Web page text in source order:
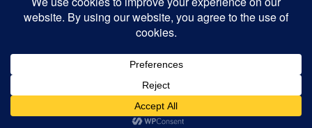
RNAVT 12577 | RNAAT 369/2025
English Español Português